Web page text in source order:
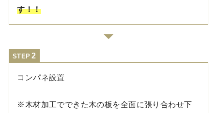
す！！
STEP
コンパネ設置
※木材加工でできた木の板を全面に張り合わせ下